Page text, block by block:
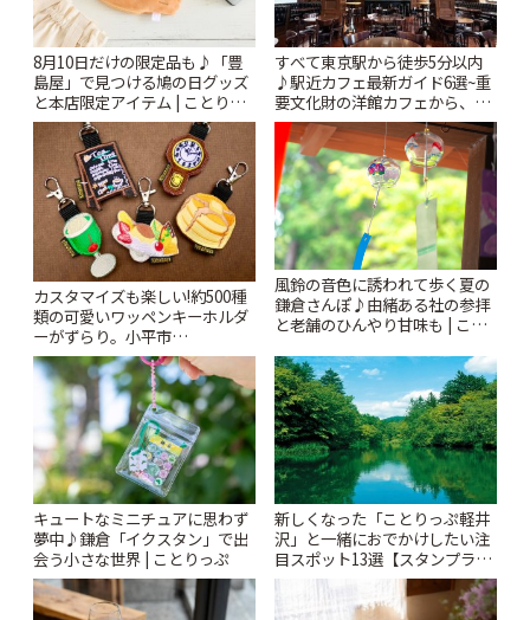
8月10日だけの限定品も♪「豊
島屋」で見つける鳩の日グッズ
と本店限定アイテム | ことりっ
ぷ
すべて東京駅から徒歩5分以内
♪駅近カフェ最新ガイド6選~重
要文化財の洋館カフェから、改
札すぐのレトロ喫茶まで~ | こと
りっぷ
カスタマイズも楽しい!約500種
類の可愛いワッペンキーホルダ
ーがずらり。小平市
「Kimamaya T&K」 | ことりっ
ぷ
風鈴の音色に誘われて歩く夏の
鎌倉さんぽ♪由緒ある社の参拝
と老舗のひんやり甘味も | こと
キュートなミニチュアに思わず
夢中♪鎌倉「イクスタン」で出
会う小さな世界 | ことりっぷ
新しくなった「ことりっぷ軽井
沢」と一緒におでかけしたい注
目スポット13選【スタンプラリ
ー開催中】 | ことりっぷ